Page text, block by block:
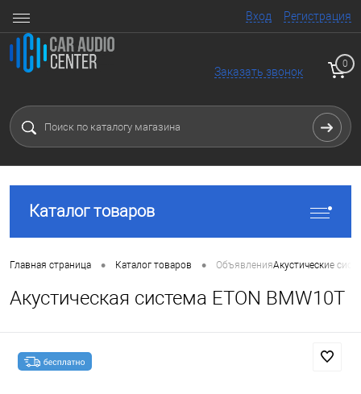
Вход Регистрация
Заказать звонок
0
Каталог товаров
Главная страница • Каталог товаров • ОбъявленияАкустические
Акустическая система ETON BMW10T